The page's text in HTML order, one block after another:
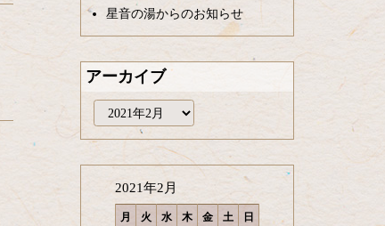
星音の湯からのお知らせ
アーカイブ
ー
カ
イ
2021年2月
月 火 水 木 金 土 日